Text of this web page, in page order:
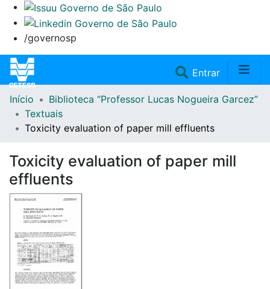
/governosp
Entrar(current)
Home
Repositório
Doações/Aquisições
Fale Conosco
Início
Biblioteca “Professor Lucas Nogueira Garcez”
Textuais
Toxicity evaluation of paper mill effluents
Toxicity evaluation of paper mill
effluents